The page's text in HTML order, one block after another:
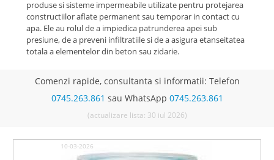
produse si sisteme impermeabile utilizate pentru protejarea
constructiilor aflate permanent sau temporar in contact cu
apa. Ele au rolul de a impiedica patrunderea apei sub
presiune, de a preveni infiltratiile si de a asigura etanseitatea
totala a elementelor din beton sau zidarie.
Comenzi rapide, consultanta si informatii: Telefon
0745.263.861 sau WhatsApp 0745.263.861
(actualizare lista: 30 iul 2026)
10-03-2026